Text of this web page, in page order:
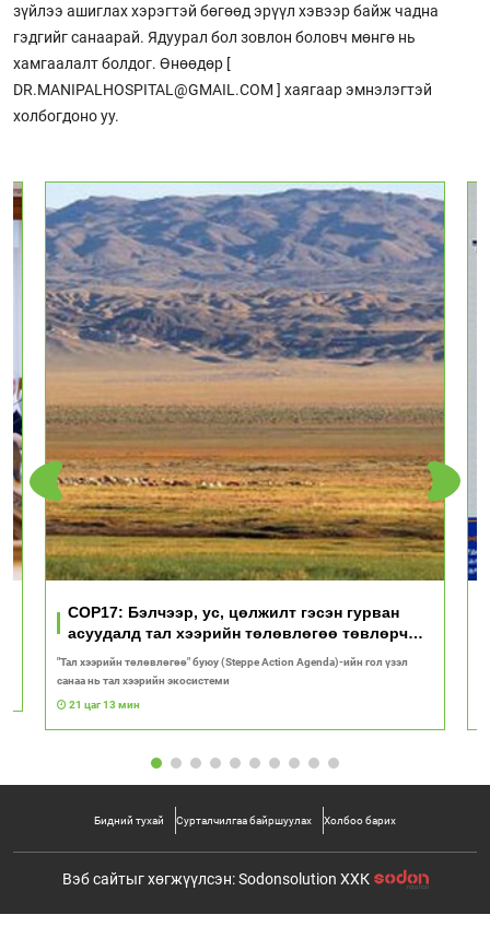
зүйлээ ашиглах хэрэгтэй бөгөөд эрүүл хэвээр байж чадна
гэдгийг санаарай. Ядуурал бол зовлон боловч мөнгө нь
хамгаалалт болдог. Өнөөдөр [
DR.MANIPALHOSPITAL@GMAIL.COM ] хаягаар эмнэлэгтэй
холбогдоно уу.
COP17: Бэлчээр, ус, цөлжилт гэсэн гурван
асуудалд тал хээрийн төлөвлөгөө төвлөрч
байна
"Тал хээрийн төлөвлөгөө" буюу (Steppe Action Agenda)-ийн гол үзэл
санаа нь тал хээрийн экосистеми
21 цаг 13 мин
Бидний тухай Сурталчилгаа байршуулах Холбоо барих
Вэб сайтыг хөгжүүлсэн: Sodonsolution ХХК